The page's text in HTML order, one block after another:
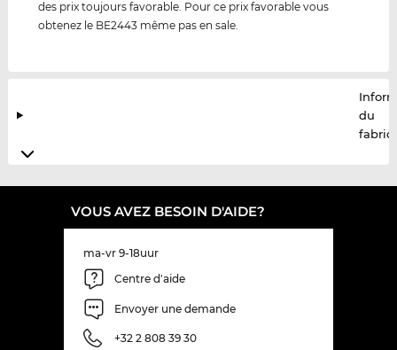
des prix toujours favorable. Pour ce prix favorable vous
obtenez le BE2443 même pas en sale.
du
VOUS AVEZ BESOIN D'AIDE?
ma-vr 9-18uur
Centre d'aide
Envoyer une demande
+32 2 808 39 30